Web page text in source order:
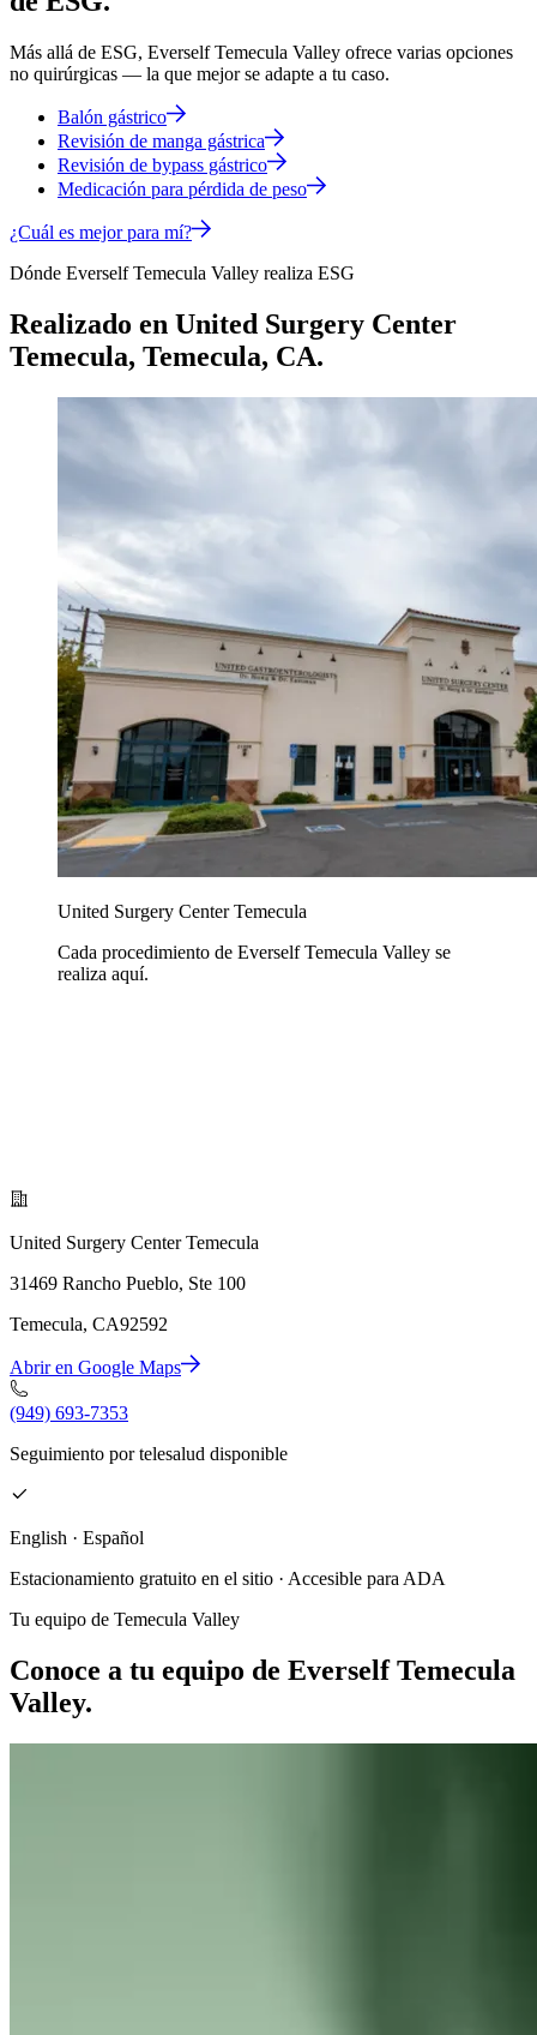
Más allá de ESG, Everself Temecula Valley ofrece varias opciones
no quirúrgicas — la que mejor se adapte a tu caso.
Balón gástrico
Revisión de manga gástrica
Revisión de bypass gástrico
Medicación para pérdida de peso
¿Cuál es mejor para mí?
Dónde Everself Temecula Valley realiza ESG
Realizado en United Surgery Center
Temecula, Temecula, CA.
United Surgery Center Temecula
Cada procedimiento de Everself Temecula Valley se
realiza aquí.
United Surgery Center Temecula
31469 Rancho Pueblo, Ste 100
Temecula, CA92592
Abrir en Google Maps
(949) 693-7353
Seguimiento por telesalud disponible
English · Español
Estacionamiento gratuito en el sitio · Accesible para ADA
Tu equipo de Temecula Valley
Conoce a tu equipo de Everself Temecula
Valley.